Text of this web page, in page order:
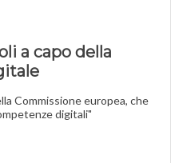
a capo della
Commissione europea, che
digitali"